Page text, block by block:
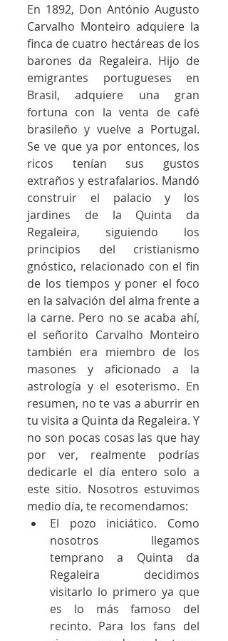
En 1892, Don António Augusto
Carvalho Monteiro adquiere la
finca de cuatro hectáreas de los
barones da Regaleira. Hijo de
emigrantes portugueses en
Brasil, adquiere una gran
fortuna con la venta de café
brasileño y vuelve a Portugal.
Se ve que ya por entonces, los
ricos tenían sus gustos
extraños y estrafalarios. Mandó
construir el palacio y los
jardines de la Quinta da
Regaleira, siguiendo los
principios del cristianismo
gnóstico, relacionado con el fin
de los tiempos y poner el foco
en la salvación del alma frente a
la carne. Pero no se acaba ahí,
el señorito Carvalho Monteiro
también era miembro de los
masones y aficionado a la
astrología y el esoterismo. En
resumen, no te vas a aburrir en
tu visita a Quinta da Regaleira. Y
no son pocas cosas las que hay
por ver, realmente podrías
dedicarle el día entero solo a
este sitio. Nosotros estuvimos
medio día, te recomendamos:
El pozo iniciático. Como
nosotros llegamos
temprano a Quinta da
Regaleira decidimos
visitarlo lo primero ya que
es lo más famoso del
recinto. Para los fans del